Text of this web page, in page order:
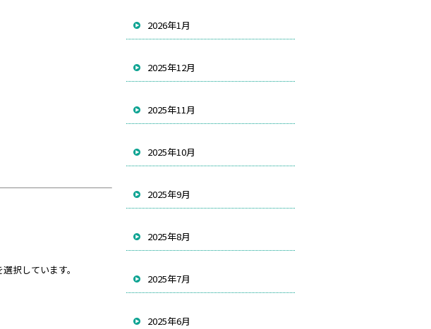
択しています。
2026年1月
2025年12月
2025年11月
2025年10月
2025年9月
2025年8月
2025年7月
2025年6月